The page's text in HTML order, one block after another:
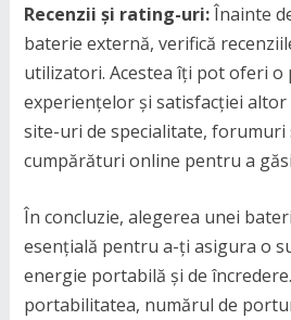
Recenzii și rating-uri:Înainte
baterie externă, verifică
utilizatori. Acestea îți pot oferi o
experiențelor și satisfacției altor
site-uri de specialitate, forumuri
cumpărături online pentru a
În concluzie, alegerea unei
esențială pentru a-ți asigura o
energie portabilă și de
portabilitatea, numărul de